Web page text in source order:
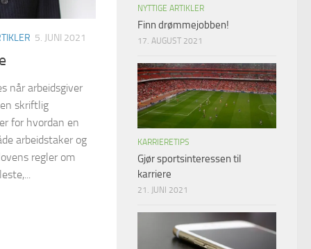
5. JUNI 2021
når arbeidsgiver
skriftlig
for hvordan en
arbeidstaker og
regler om
NYTTIGE ARTIKLER
Finn drømmejobben!
17. AUGUST 2021
KARRIERETIPS
Gjør sportsinteressen til
karriere
21. JUNI 2021